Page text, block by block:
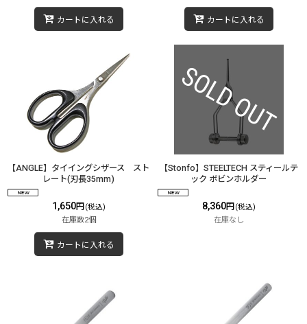
カートに入れる カートに入れる
【ANGLE】タイイングシザース スト
レート(刃長35mm)
1,650円 (税込)
在庫数2個
カートに入れる
【Stonfo】STEELTECH スティールテ
ック ボビンホルダー
8,360円 (税込)
在庫なし